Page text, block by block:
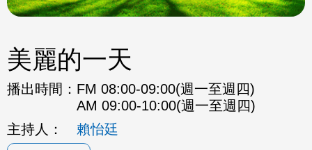
美麗的一天
播出時間： FM 08:00-09:00(週一至週四)
AM 09:00-10:00(週一至週四)
主持人：
賴怡廷